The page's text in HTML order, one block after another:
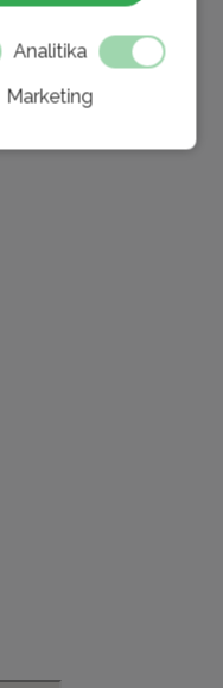
Analitika
Marketing
Nyilatkozatot